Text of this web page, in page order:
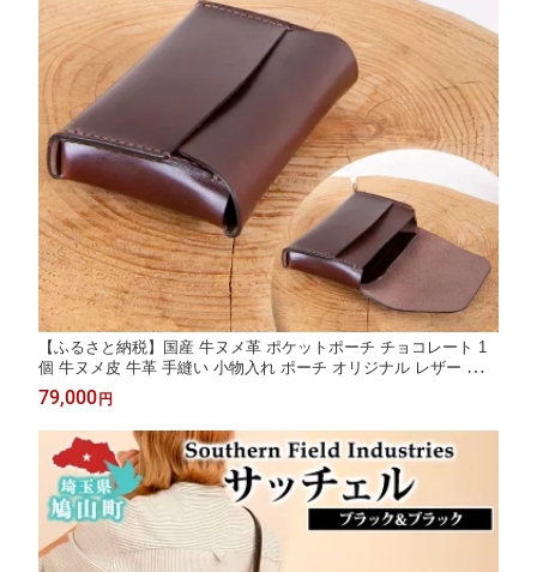
【ふるさと納税】国産 牛ヌメ革 ポケットポーチ チョコレート 1
個 牛ヌメ皮 牛革 手縫い 小物入れ ポーチ オリジナル レザー シン
プル ハンドメイド 日本製 ギフト 贈り物 送料無料 埼玉県 鳩山町
79,000 円